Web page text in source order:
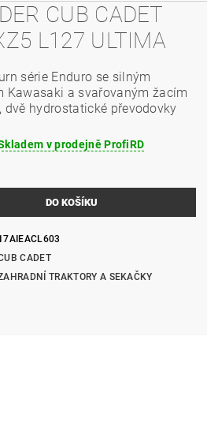
CUB CADET
L127 ULTIMA
série Enduro se silným
Kawasaki a svařovaným žacím
hydrostatické převodovky
v prodejně ProfiRD
CADET
TRAKTORY A SEKAČKY